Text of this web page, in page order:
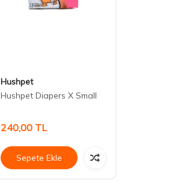
Hushpet
Hushpet Diapers X Small
240,00 TL
Sepete Ekle